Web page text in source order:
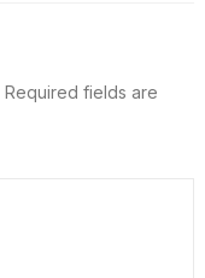
Required fields are